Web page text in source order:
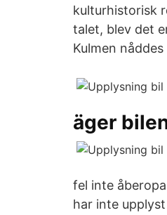
kulturhistorisk
talet, blev det
Kulmen
äger
fel inte
har inte